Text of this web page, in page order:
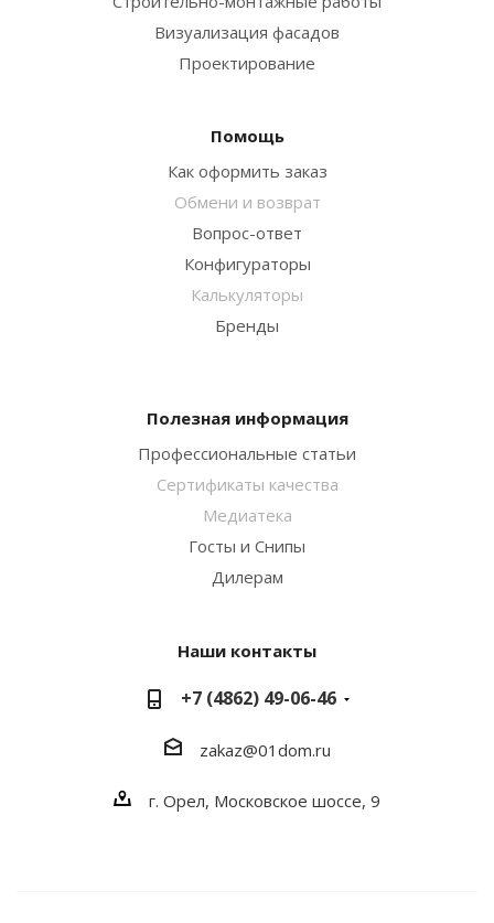
Визуализация фасадов
Проектирование
Помощь
Как оформить заказ
Обмени и возврат
Вопрос-ответ
Конфигураторы
Калькуляторы
Бренды
Полезная информация
Профессиональные статьи
Сертификаты качества
Медиатека
Госты и Снипы
Дилерам
Наши контакты
+7 (4862) 49-06-46
zakaz@01dom.ru
г. Орел, Московское шоссе, 9